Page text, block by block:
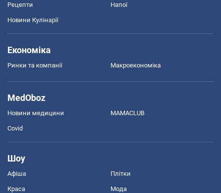
Рецепти Напої
Новини Кулінарії
Економіка
Ринки та компанії Макроекономіка
MedOboz
Новини медицини MAMACLUB
Covid
Шоу
Афіша Плітки
Краса Мода